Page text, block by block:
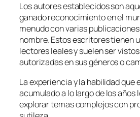
Los autores establecidos son
ganado reconocimiento en el
menudo con varias
nombre. Estos escritores tienen
lectores leales y suelen ser
autorizadas en sus géneros o
La experiencia y la habilidad que
acumulado a lo largo de los años
explorar temas complejos con